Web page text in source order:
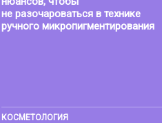
не разочароваться в технике
ручного микропигментирования
КОСМЕТОЛОГИЯ